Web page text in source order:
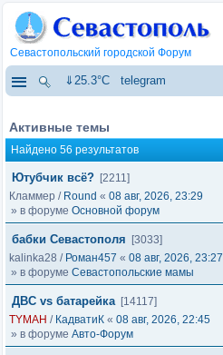
Севастопольский городской Форум
⇓25.3°C telegram
Активные темы
Найдено 56 результатов
Ютубчик всё? [2211]
Кламмер / Round « 08 авг, 2026, 23:29
» в форуме Основной форум
бабки Севастополя
[3033]
kalinka28 / Роман457 « 08 авг, 2026, 23:27
» в форуме Севастопольские мамы
ДВС vs батарейка [14117]
TYMAH / КадватиК « 08 авг, 2026, 22:45
» в форуме Авто-Форум